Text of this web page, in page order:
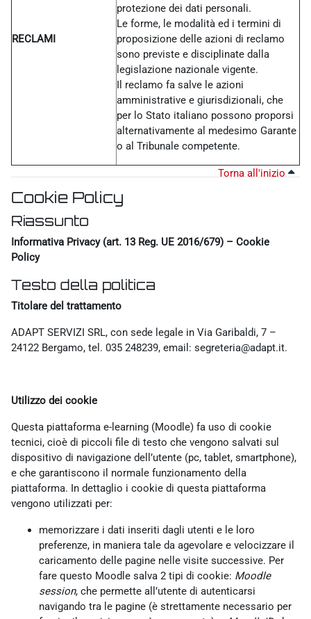
RECLAMI
protezione dei dati personali.
Le forme, le modalità ed i termini di
proposizione delle azioni di reclamo
sono previste e disciplinate dalla
legislazione nazionale vigente.
Il reclamo fa salve le azioni
amministrative e giurisdizionali, che
per lo Stato italiano possono proporsi
alternativamente al medesimo Garante
o al Tribunale competente.
Torna all'inizio
Cookie Policy
Riassunto
Informativa Privacy (art. 13 Reg. UE 2016/679) – Cookie
Policy
Testo della politica
Titolare del trattamento
ADAPT SERVIZI SRL, con sede legale in Via Garibaldi, 7 –
24122 Bergamo, tel. 035 248239, email: segreteria@adapt.it.
Utilizzo dei cookie
Questa piattaforma e-learning (Moodle) fa uso di cookie
tecnici, cioè di piccoli file di testo che vengono salvati sul
dispositivo di navigazione dell’utente (pc, tablet, smartphone),
e che garantiscono il normale funzionamento della
piattaforma. In dettaglio i cookie di questa piattaforma
vengono utilizzati per:
memorizzare i dati inseriti dagli utenti e le loro
preferenze, in maniera tale da agevolare e velocizzare il
caricamento delle pagine nelle visite successive. Per
fare questo Moodle salva 2 tipi di cookie: Moodle
session, che permette all’utente di autenticarsi
navigando tra le pagine (è strettamente necessario per